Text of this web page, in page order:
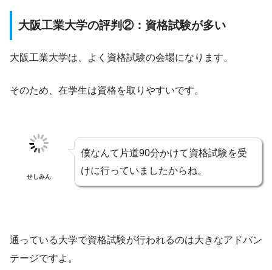
大阪工業大学の評判②：資格試験が多い
大阪工業大学は、よく資格試験の会場になります。
そのため、在学生は資格を取りやすいです。
せしみん
僕なんて片道90分かけて資格試験を受
けに行っていましたからね。
通っている大学で資格試験が行われるのは大きなアドバン
テージですよ。